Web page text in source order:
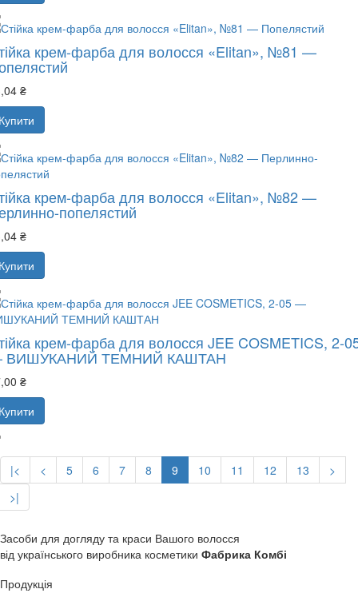
крем-фарба для волосся «Elitan», №81 —
₴
крем-фарба для волосся «Elitan», №82 —
попелястий
₴
крем-фарба для волосся JEE COSMETICS, 2-
ТЕМНИЙ КАШТАН
₴
|< < 5 6 7 8 9 10 11 12 13
>
>|
Засоби для догляду та краси Вашого волосся
від українського виробника косметики Фабрика Комбі
Продукція